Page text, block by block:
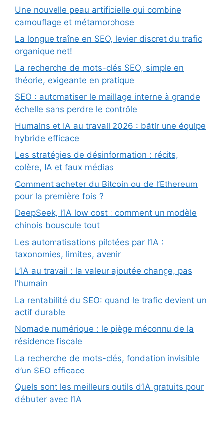
Une nouvelle peau artificielle qui combine
camouflage et métamorphose
La longue traîne en SEO, levier discret du trafic
organique net!
La recherche de mots-clés SEO, simple en
théorie, exigeante en pratique
SEO : automatiser le maillage interne à grande
échelle sans perdre le contrôle
Humains et IA au travail 2026 : bâtir une équipe
hybride efficace
Les stratégies de désinformation : récits,
colère, IA et faux médias
Comment acheter du Bitcoin ou de l’Ethereum
pour la première fois ?
DeepSeek, l’IA low cost : comment un modèle
chinois bouscule tout
Les automatisations pilotées par l’IA :
taxonomies, limites, avenir
L’IA au travail : la valeur ajoutée change, pas
l’humain
La rentabilité du SEO: quand le trafic devient un
actif durable
Nomade numérique : le piège méconnu de la
résidence fiscale
La recherche de mots-clés, fondation invisible
d’un SEO efficace
Quels sont les meilleurs outils d’IA gratuits pour
débuter avec l’IA